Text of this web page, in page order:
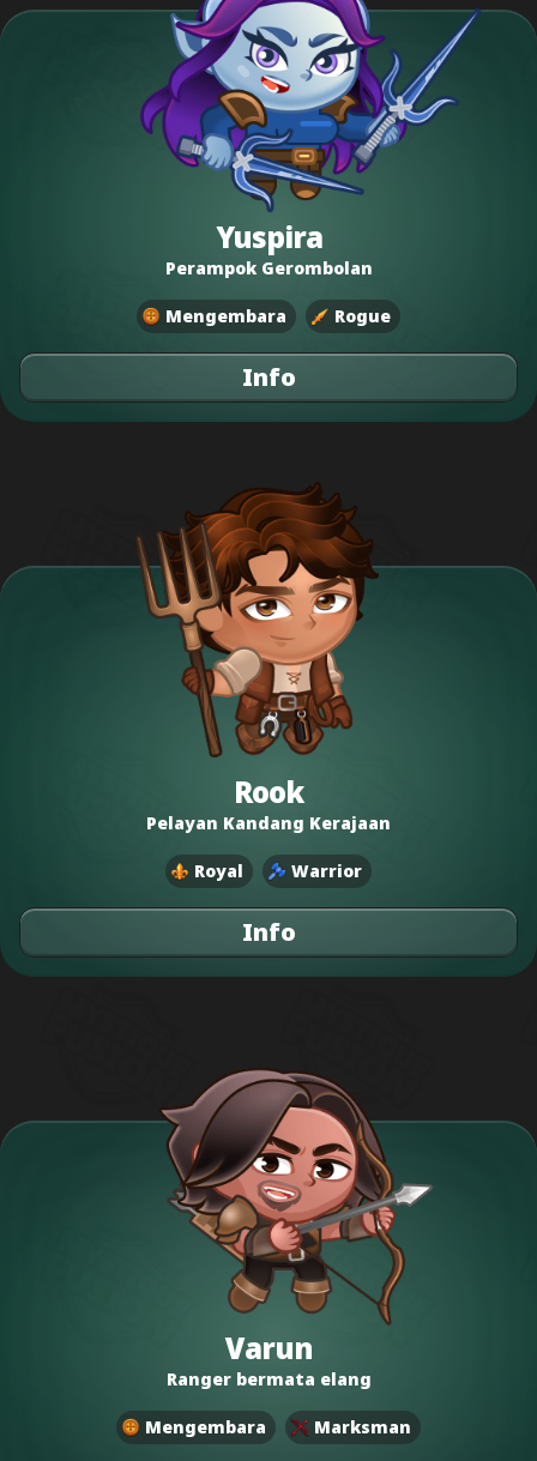
Yuspira
Perampok Gerombolan
Mengembara Rogue
Info
Rook
Pelayan Kandang Kerajaan
Royal Warrior
Info
Varun
Ranger bermata elang
Mengembara Marksman